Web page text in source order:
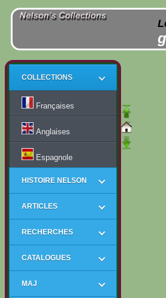
COLLECTIONS
Françaises
Anglaises
Espagnole
HISTOIRE NELSON
ARTICLES
RECHERCHES
CATALOGUES
MAJ